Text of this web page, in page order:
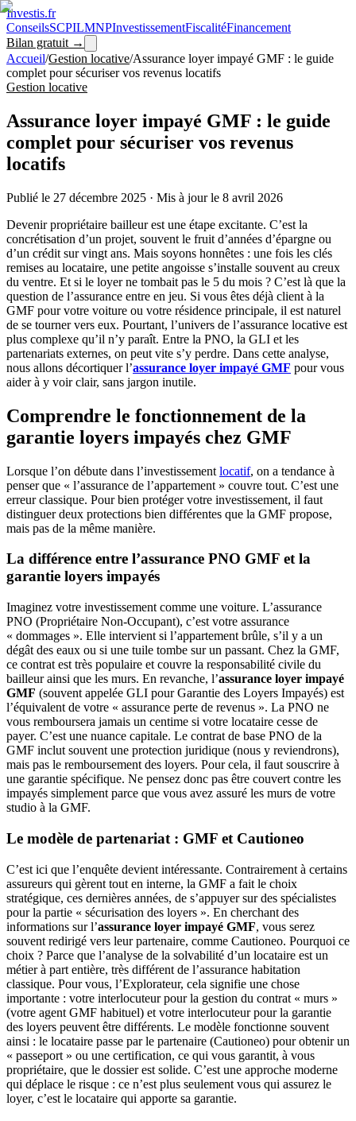
Investis.fr
ConseilsSCPILMNPInvestissementFiscalitéFinancement
Bilan gratuit →
Accueil/Gestion locative/Assurance loyer impayé GMF : le guide
complet pour sécuriser vos revenus locatifs
Gestion locative
Assurance loyer impayé GMF : le guide
complet pour sécuriser vos revenus
locatifs
Publié le 27 décembre 2025 · Mis à jour le 8 avril 2026
Devenir propriétaire bailleur est une étape excitante. C’est la
concrétisation d’un projet, souvent le fruit d’années d’épargne ou
d’un crédit sur vingt ans. Mais soyons honnêtes : une fois les clés
remises au locataire, une petite angoisse s’installe souvent au creux
du ventre. Et si le loyer ne tombait pas le 5 du mois ? C’est là que la
question de l’assurance entre en jeu. Si vous êtes déjà client à la
GMF pour votre voiture ou votre résidence principale, il est naturel
de se tourner vers eux. Pourtant, l’univers de l’assurance locative est
plus complexe qu’il n’y paraît. Entre la PNO, la GLI et les
partenariats externes, on peut vite s’y perdre. Dans cette analyse,
nous allons décortiquer l’assurance loyer impayé GMF pour vous
aider à y voir clair, sans jargon inutile.
Comprendre le fonctionnement de la
garantie loyers impayés chez GMF
Lorsque l’on débute dans l’investissement locatif, on a tendance à
penser que « l’assurance de l’appartement » couvre tout. C’est une
erreur classique. Pour bien protéger votre investissement, il faut
distinguer deux protections bien différentes que la GMF propose,
mais pas de la même manière.
La différence entre l’assurance PNO GMF et la
garantie loyers impayés
Imaginez votre investissement comme une voiture. L’assurance
PNO (Propriétaire Non-Occupant), c’est votre assurance
« dommages ». Elle intervient si l’appartement brûle, s’il y a un
dégât des eaux ou si une tuile tombe sur un passant. Chez la GMF,
ce contrat est très populaire et couvre la responsabilité civile du
bailleur ainsi que les murs. En revanche, l’assurance loyer impayé
GMF (souvent appelée GLI pour Garantie des Loyers Impayés) est
l’équivalent de votre « assurance perte de revenus ». La PNO ne
vous remboursera jamais un centime si votre locataire cesse de
payer. C’est une nuance capitale. Le contrat de base PNO de la
GMF inclut souvent une protection juridique (nous y reviendrons),
mais pas le remboursement des loyers. Pour cela, il faut souscrire à
une garantie spécifique. Ne pensez donc pas être couvert contre les
impayés simplement parce que vous avez assuré les murs de votre
studio à la GMF.
Le modèle de partenariat : GMF et Cautioneo
C’est ici que l’enquête devient intéressante. Contrairement à certains
assureurs qui gèrent tout en interne, la GMF a fait le choix
stratégique, ces dernières années, de s’appuyer sur des spécialistes
pour la partie « sécurisation des loyers ». En cherchant des
informations sur l’assurance loyer impayé GMF, vous serez
souvent redirigé vers leur partenaire, comme Cautioneo. Pourquoi ce
choix ? Parce que l’analyse de la solvabilité d’un locataire est un
métier à part entière, très différent de l’assurance habitation
classique. Pour vous, l’Explorateur, cela signifie une chose
importante : votre interlocuteur pour la gestion du contrat « murs »
(votre agent GMF habituel) et votre interlocuteur pour la garantie
des loyers peuvent être différents. Le modèle fonctionne souvent
ainsi : le locataire passe par le partenaire (Cautioneo) pour obtenir un
« passeport » ou une certification, ce qui vous garantit, à vous
propriétaire, que le dossier est solide. C’est une approche moderne
qui déplace le risque : ce n’est plus seulement vous qui assurez le
loyer, c’est le locataire qui apporte sa garantie.